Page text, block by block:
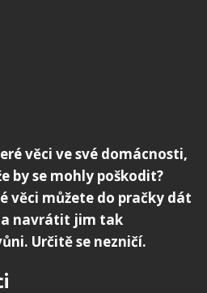
věci ve své domácnosti,
by se mohly poškodit?
věci můžete do pračky dát
a navrátit jim tak
Určitě se nezničí.